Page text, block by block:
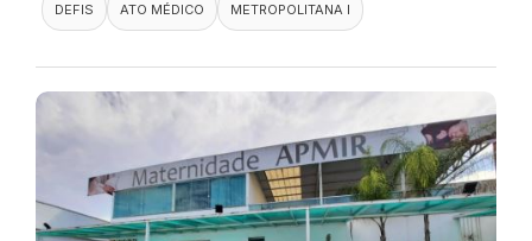
DEFIS
ATO MÉDICO METROPOLITANA I